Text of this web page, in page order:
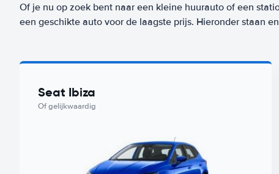
Of je nu op zoek bent naar een kleine huurauto of een
een geschikte auto voor de laagste prijs. Hieronder staan
Seat Ibiza
Of gelijkwaardig